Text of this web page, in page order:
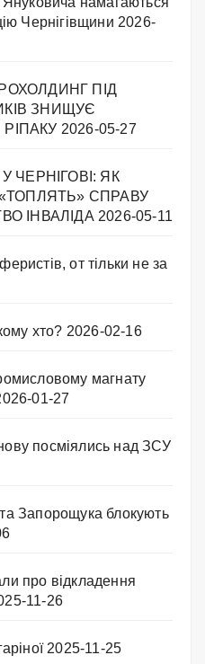
Чернігівщини 2026-
ПІД
ЗНИЩУЄ
2026-05-27
ЧЕРНІГОВІ: ЯК
СПРАВУ
ІНВАЛІДА 2026-05-11
от тільки не за
хто? 2026-02-16
магнату
01-27
посміялись над ЗСУ
Запорощука блокують
про відкладення
11-26
2025-11-25